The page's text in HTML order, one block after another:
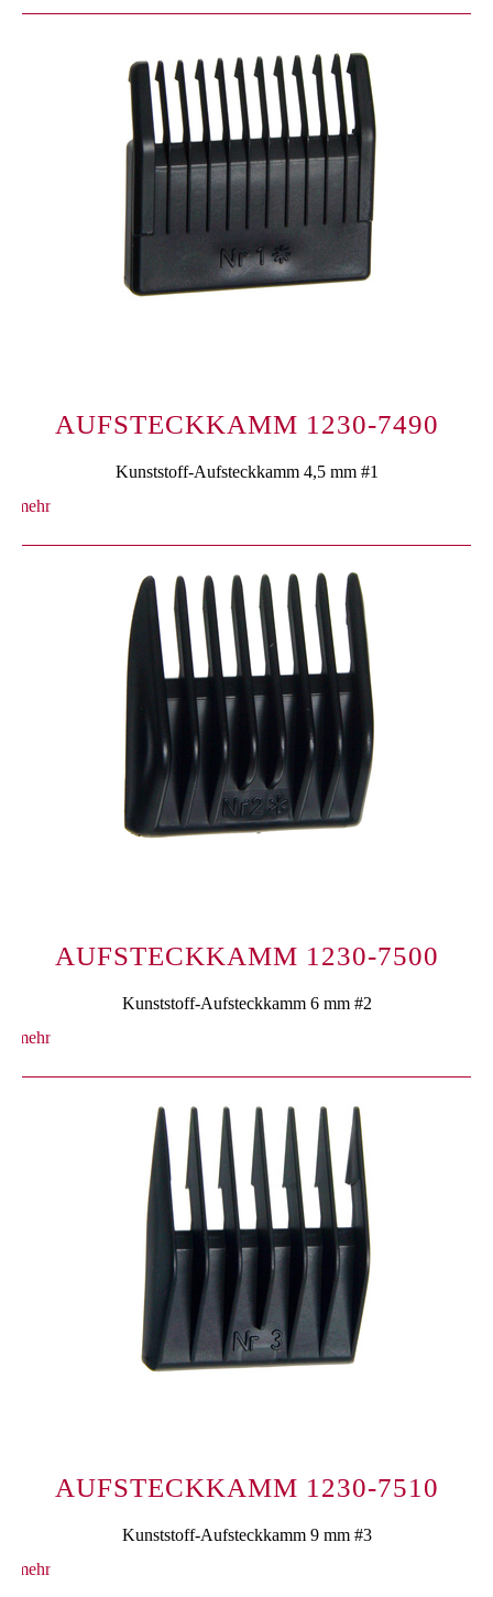
AUFSTECKKAMM 1230-7490
Kunststoff-Aufsteckkamm 4,5 mm #1
mehr
AUFSTECKKAMM 1230-7500
Kunststoff-Aufsteckkamm 6 mm #2
mehr
AUFSTECKKAMM 1230-7510
Kunststoff-Aufsteckkamm 9 mm #3
mehr